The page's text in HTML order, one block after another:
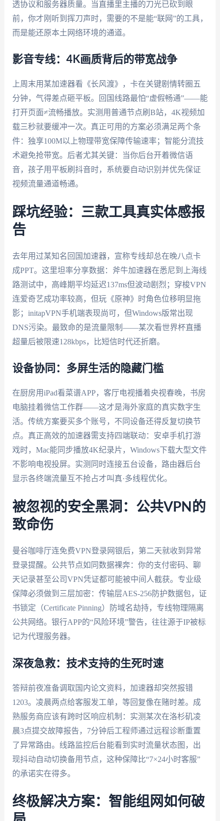
透协议和服务器质量。当直播里主播的刀光已砍到眼
前，你才刚听到挥刀声时，需要的不是能“联网”的工具，
而是能还原本土网络环境的通道。
影音专线：4K画质背后的带宽战争
上周末用某加速器看《长风渡》，卡在关键剧情转圈五
分钟，气得差点砸平板。回国线路最怕“虚假畅通”——能
打开页面≠流畅播放。实测用普通节点刷B站，4K视频加
载三秒就要缓冲一次。真正可用的方案必须满足两个条
件：独享100M以上物理带宽保障传输速率；智能分流技
术避免抢带宽。后者尤其关键：当你后台开着微信语
音，孩子用平板刷抖音时，系统要自动识别并优先保证
视频流量通道畅通。
踩坑经验：三款工具真实体感报
告
去年用过某知名回国加速器，宣称专线却总在晚八点卡
成PPT。这里坦率分享数据：斧牛加速器在悉尼到上海线
路测试中，高峰期平均延迟137ms但波动剧烈；穿梭VPN
连爱奇艺成功率较高，但玩《原神》时角色位移明显拖
影；initapVPN手机端表现尚可，但Windows版常出现
DNS污染。最致命的是流量限制——某次看世界杯直播
超量后被限速128kbps，比短信时代还折磨。
设备协同：多屏生活的隐藏门槛
在厨房用iPad看菜谱APP，客厅电视播着央视春晚，书房
电脑挂着微信工作群——这才是海外家庭的真实数字生
活。传统方案要买多个账号，不同设备还得反复切换节
点。真正高效的加速器需支持四端联动：安卓手机打游
戏时，Mac能同步播放4K纪录片，Windows下载大型文件
不影响电视投屏。实测同时连接五台设备，路由器后台
显示各终端流量互不抢占才叫真·多线程优化。
被忽视的安全黑洞：公共VPN的
致命伤
曼谷咖啡厅连免费VPN登录网银后，第二天就收到异常
登录提醒。公共节点如同数据裸奔：你的支付密码、聊
天记录甚至公司VPN凭证都可能被中间人截获。专业级
保障必须做到三层加密：传输层AES-256防护数据包，证
书锁定（Certificate Pinning）防域名劫持，专线物理隔离
公共网络。银行APP的“风险环境”警告，往往源于IP被标
记为代理服务器。
深夜急救：技术支持的生死时速
答辩前夜准备调取国内论文资料，加速器却突然报错
1203。凌晨两点给客服发工单，等回复像在赌时差。成
熟服务商应该有跨时区响应机制：实测某次在洛杉矶凌
晨3点提交故障报告，7分钟后工程师通过远程诊断重置
了异常路由。线路监控后台能看到实时流量状态图，出
现抖动自动切换备用节点，这种保障比“7×24小时客服”
的承诺实在得多。
终极解决方案：智能组网如何破